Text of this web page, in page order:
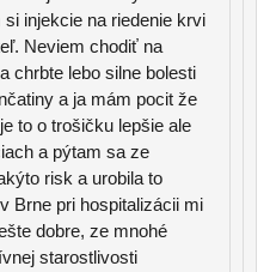
injekcie na riedenie krvi
Neviem chodiť na
chrbte lebo silne bolesti
a ja mám pocit že
to o trošičku lepšie ale
a pýtam sa ze
risk a urobila to
Brne pri hospitalizácii mi
dobre, ze mnohé
starostlivosti